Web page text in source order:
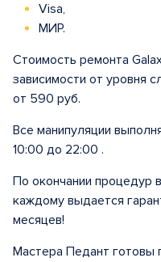
Visa,
МИР.
Стоимость ремонта
зависимости от уровня
от 590 руб.
Все манипуляции
10:00 до 22:00 .
По окончании процедур
каждому выдается
месяцев!
Мастера Педант готовы